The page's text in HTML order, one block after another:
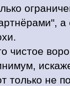
чистое
только не